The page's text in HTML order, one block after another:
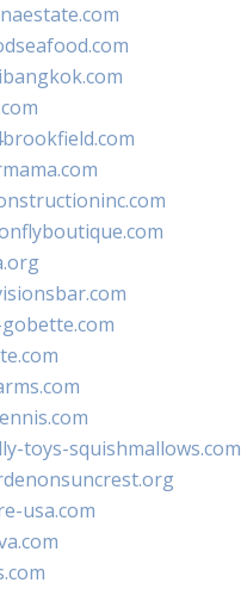
toys-squishmallows.com
usa.com